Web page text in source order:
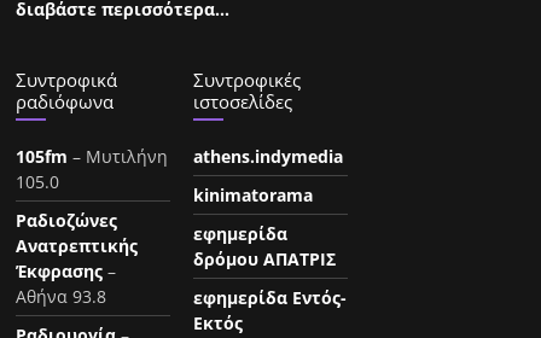
διαβάστε περισσότερα…
Συντροφικά
ραδιόφωνα
105fm – Μυτιλήνη
105.0
Ραδιοζώνες
Ανατρεπτικής
Έκφρασης –
Αθήνα 93.8
Συντροφικές
ιστοσελίδες
athens.indymedia
kinimatorama
εφημερίδα
δρόμου ΑΠΑΤΡΙΣ
εφημερίδα Εντός-
Εκτός